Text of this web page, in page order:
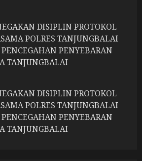
DISIPLIN PROTOKOL
POLRES TANJUNGBALAI
PENYEBARAN
TANJUNGBALAI
DISIPLIN PROTOKOL
POLRES TANJUNGBALAI
PENYEBARAN
TANJUNGBALAI